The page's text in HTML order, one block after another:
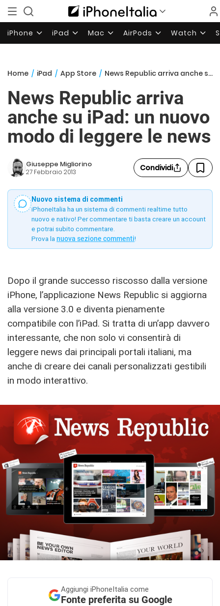
iPhone iPad Mac AirPods Watch
Home / iPad / App Store / News Republic arriva anche su iPad: un nuovo modo di leggere le news
News Republic arriva
anche su iPad: un nuovo
modo di leggere le news
Giuseppe Migliorino
27 Febbraio 2013 Condividi
Nuovo sistema di commenti
iPhoneItalia ha un sistema di commenti realtime tutto
nuovo e nativo! Per commentare ti basta creare un account
e potrai subito commentare.
Prova la nuova sezione commenti!
Dopo il grande successo riscosso dalla versione
iPhone, l’applicazione News Republic si aggiorna
alla versione 3.0 e diventa pienamente
compatibile con l’iPad. Si tratta di un’app davvero
interessante, che non solo vi consentirà di
leggere news dai principali portali italiani, ma
anche di creare dei canali personalizzati gestibili
in modo interattivo.
Aggiungi iPhoneItalia come
Fonte preferita su Google